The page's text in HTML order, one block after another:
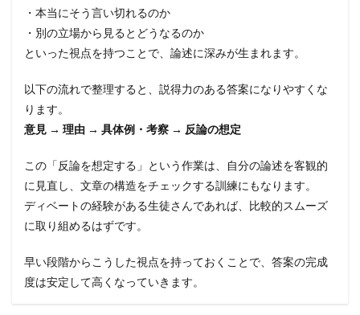
・本当にそう言い切れるのか
・別の立場から見るとどうなるのか
といった視点を持つことで、論述に深みが生まれます。
以下の流れで整理すると、説得力のある答案になりやすくな
ります。
意見 → 理由 → 具体例・考察 → 反論の想定
この「反論を想定する」という作業は、自分の論述を客観的
に見直し、文章の構造をチェックする訓練にもなります。
ディベートの経験がある生徒さんであれば、比較的スムーズ
に取り組めるはずです。
早い段階からこうした視点を持っておくことで、答案の完成
度は安定して高くなっていきます。